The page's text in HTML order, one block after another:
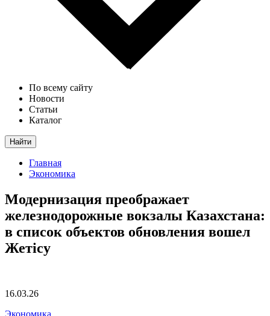
По всему сайту
Новости
Статьи
Каталог
Найти
Главная
Экономика
Модернизация преображает
железнодорожные вокзалы Казахстана:
в список объектов обновления вошел
Жетісу
16.03.26